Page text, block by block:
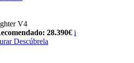
V4
28.390€ i
Descúbrela